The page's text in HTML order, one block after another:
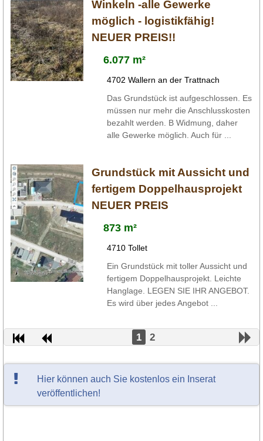
Winkeln -alle Gewerke
möglich - logistikfähig!
NEUER PREIS!!
6.077 m²
4702 Wallern an der Trattnach
Das Grundstück ist aufgeschlossen. Es
müssen nur mehr die Anschlusskosten
bezahlt werden. B Widmung, daher
alle Gewerke möglich. Auch für ...
Grundstück mit Aussicht und
fertigem Doppelhausprojekt
NEUER PREIS
873 m²
4710 Tollet
Ein Grundstück mit toller Aussicht und
fertigem Doppelhausprojekt. Leichte
Hanglage. LEGEN SIE IHR ANGEBOT.
Es wird über jedes Angebot ...
1 2
Hier können auch Sie kostenlos ein Inserat
veröffentlichen!